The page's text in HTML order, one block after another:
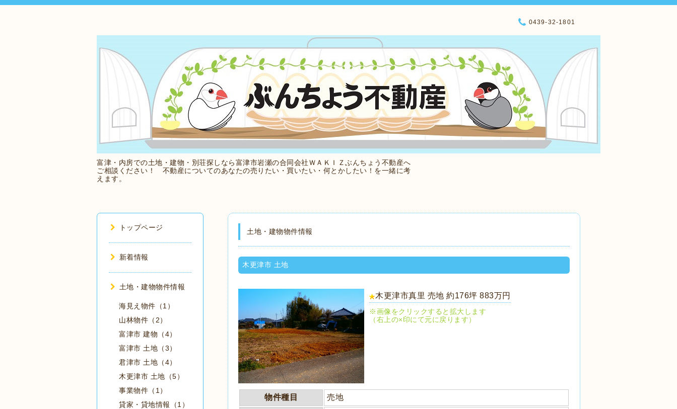
富津・内房での土地・建物・別荘探しなら富津市岩瀬の合同会社ＷＡＫＩＺぶんちょう不動産へ
ご相談ください！ 不動産についてのあなたの売りたい・買いたい・何とかしたい！を一緒に考
えます。
0439-32-1801
土地・建物物件情報
木更津市 土地
木更津市真里 売地 約176坪 883万円
※画像をクリックすると拡大します
（右上の×印にて元に戻ります）
物件種目 売地
トップページ
新着情報
土地・建物物件情報
海見え物件（1）
山林物件（2）
富津市 建物（4）
富津市 土地（3）
君津市 土地（4）
木更津市 土地（5）
事業物件（1）
貸家・貸地情報（1）